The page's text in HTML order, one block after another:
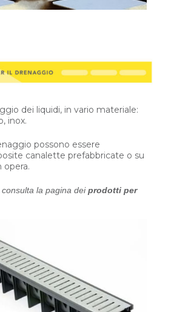
dei liquidi, in vario materiale:
inox.
possono essere
canalette prefabbricate o su
opera.
la pagina deiprodotti per